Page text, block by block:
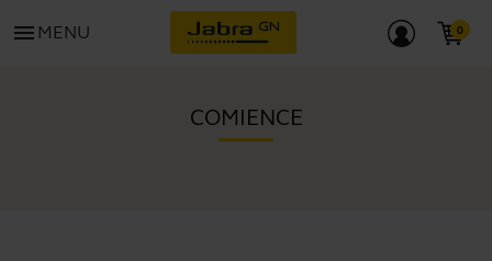
menu MENU
COMIENCE